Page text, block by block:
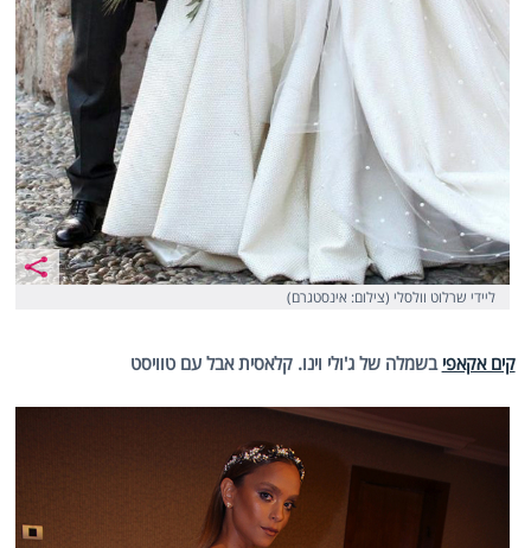
ליידי שרלוט וולסלי (צילום: אינסטגרם)
קים אקאפיבשמלה של ג'ולי וינו. קלאסית אבל עם טוויסט